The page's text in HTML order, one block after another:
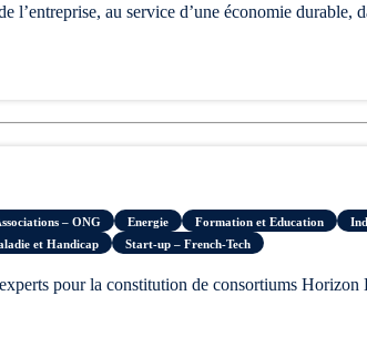
l’entreprise, au service d’une économie durable,
– ONG Energie Formation et Education
et Handicap Start-up – French-Tech